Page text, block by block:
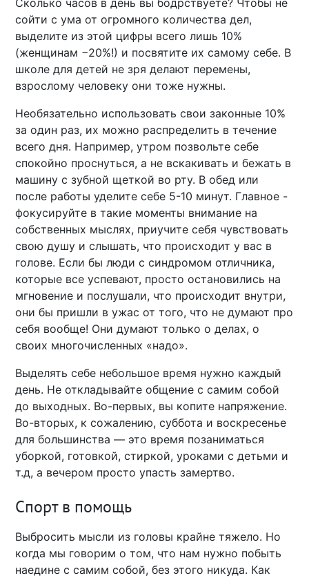
сойти с ума от огромного количества дел,
выделите из этой цифры всего лишь 10%
(женщинам −20%!) и посвятите их самому себе. В
школе для детей не зря делают перемены,
взрослому человеку они тоже нужны.
Необязательно использовать свои законные 10%
за один раз, их можно распределить в течение
всего дня. Например, утром позвольте себе
спокойно проснуться, а не вскакивать и бежать в
машину с зубной щеткой во рту. В обед или
после работы уделите себе 5-10 минут. Главное -
фокусируйте в такие моменты внимание на
собственных мыслях, приучите себя чувствовать
свою душу и слышать, что происходит у вас в
голове. Если бы люди с синдромом отличника,
которые все успевают, просто остановились на
мгновение и послушали, что происходит внутри,
они бы пришли в ужас от того, что не думают про
себя вообще! Они думают только о делах, о
своих многочисленных «надо».
Выделять себе небольшое время нужно каждый
день. Не откладывайте общение с самим собой
до выходных. Во-первых, вы копите напряжение.
Во-вторых, к сожалению, суббота и воскресенье
для большинства — это время позаниматься
уборкой, готовкой, стиркой, уроками с детьми и
т.д, а вечером просто упасть замертво.
Спорт в помощь
Выбросить мысли из головы крайне тяжело. Но
когда мы говорим о том, что нам нужно побыть
наедине с самим собой, без этого никуда. Как